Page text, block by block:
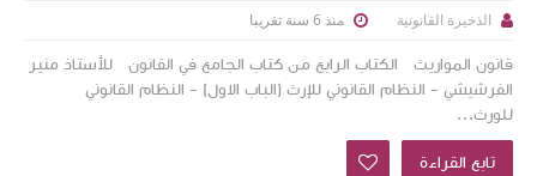
الذخيرة القانونية منذ 6 سنة تقريبا
قانون المواريث الكتاب الرابع من كتاب الجامع في القانون للأستاذ منير
الفرشيشي - النظام القانوني للإرث (الباب الاول) - النظام القانوني
للورث...
تابع القراءة